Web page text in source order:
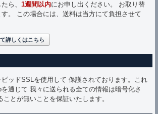
ら、 1週間以内にお申し出ください。 お取り替
。 この場合には、送料は当方にて負担させて
詳しくはこちら
ッドSSLを使用して 保護されております。これ
通じて 我々に送られる全ての情報は暗号化さ
とが無いことを保証いたします。